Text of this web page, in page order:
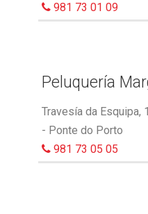
981 73 01 09
Peluquería
Travesía da Esquipa,
- Ponte do Porto
981 73 05 05